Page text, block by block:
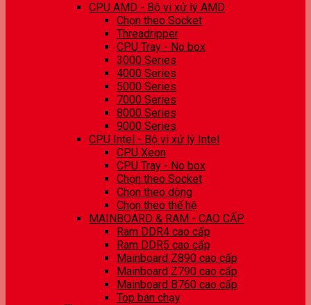
CPU AMD - Bộ vi xử lý AMD
Chọn theo Socket
Threadripper
CPU Tray - No box
3000 Series
4000 Series
5000 Series
7000 Series
8000 Series
9000 Series
CPU Intel - Bộ vi xử lý Intel
CPU Xeon
CPU Tray - No box
Chọn theo Socket
Chọn theo dòng
Chọn theo thế hệ
MAINBOARD & RAM - CAO CẤP
Ram DDR4 cao cấp
Ram DDR5 cao cấp
Mainboard Z890 cao cấp
Mainboard Z790 cao cấp
Mainboard B760 cao cấp
Top bán chạy